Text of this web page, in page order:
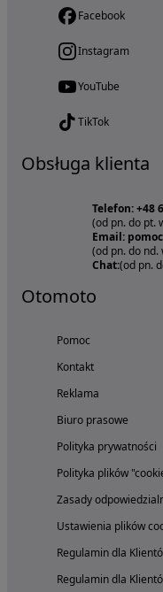
Facebook
Instagram
YouTube
TikTok
Obsługa klienta
Telefon: +48
(od pn. do pt.
Email:
(od pn. do nd.
Chat:(od pn.
Otomoto
Pomoc
Kontakt
Reklama
Biuro prasowe
Polityka prywatności
Polityka plików
Zasady
Ustawienia plików
Regulamin dla
Regulamin dla